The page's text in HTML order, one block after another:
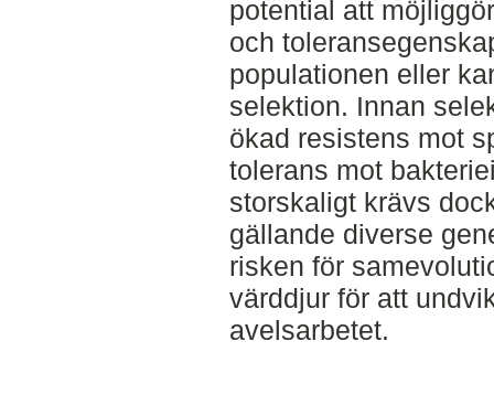
potential att
och
populationen eller
selektion. Innan
ökad resistens mot
tolerans mot
storskaligt krävs
gällande diverse
risken för
värddjur för att
avelsarbetet.